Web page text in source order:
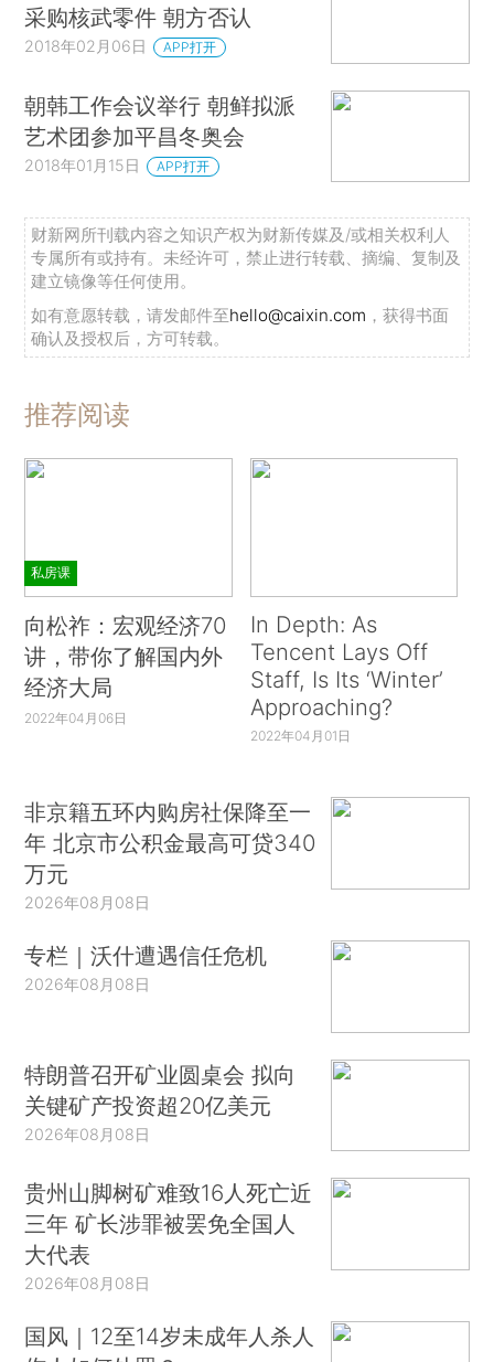
采购核武零件 朝方否认
2018年02月06日 APP打开
朝韩工作会议举行 朝鲜拟派
艺术团参加平昌冬奥会
2018年01月15日 APP打开
财新网所刊载内容之知识产权为财新传媒及/或相关权利人
专属所有或持有。未经许可，禁止进行转载、摘编、复制及
建立镜像等任何使用。
如有意愿转载，请发邮件至hello@caixin.com ，获得书面
确认及授权后，方可转载。
推荐阅读
私房课
向松祚：宏观经济70
讲，带你了解国内外
经济大局
2022年04月06日
In Depth: As
Tencent Lays Off
Staff, Is Its ‘Winter’
Approaching?
2022年04月01日
非京籍五环内购房社保降至一
年 北京市公积金最高可贷340
万元
2026年08月08日
专栏｜沃什遭遇信任危机
2026年08月08日
特朗普召开矿业圆桌会 拟向
关键矿产投资超20亿美元
2026年08月08日
贵州山脚树矿难致16人死亡近
三年 矿长涉罪被罢免全国人
大代表
2026年08月08日
国风｜12至14岁未成年人杀人